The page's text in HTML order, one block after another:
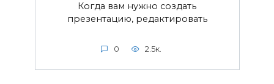
Когда вам нужно создать
презентацию, редактировать
0 2.5к.